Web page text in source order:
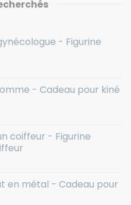
- Figurine
- Cadeau pour kiné
coiffeur - Figurine
en métal - Cadeau pour